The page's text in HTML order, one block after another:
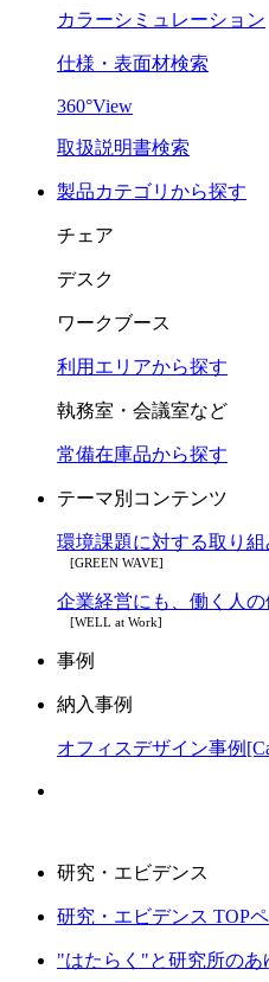
カラーシミュレーション
仕様・表面材検索
360°View
取扱説明書検索
製品カテゴリから探す
チェア
デスク
ワークブース
利用エリアから探す
執務室・会議室など
常備在庫品から探す
テーマ別コンテンツ
環境課題に対する取り組
[GREEN WAVE]
企業経営にも、働く人
[WELL at Work]
事例
納入事例
オフィスデザイン事例
研究・エビデンス
研究・エビデンス TOP
"はたらく"と研究所のあ